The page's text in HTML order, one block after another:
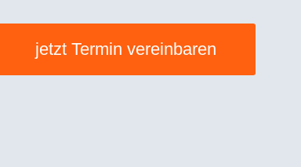
jetzt Termin vereinbaren